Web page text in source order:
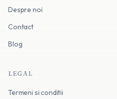
Despre noi
Contact
Blog
LEGAL
Termeni si conditii